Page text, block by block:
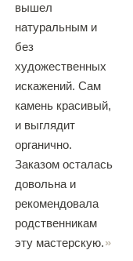
вышел
натуральным и
без
художественных
искажений. Сам
камень красивый,
и выглядит
органично.
Заказом осталась
довольна и
рекомендовала
родственникам
эту мастерскую.